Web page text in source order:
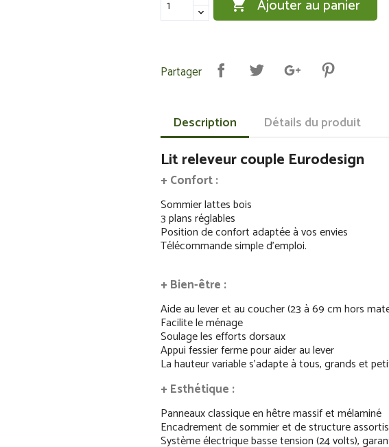
 Ajouter au panier
Partager
Description Détails du produit
Lit releveur couple Eurodesign
+ Confort :
Sommier lattes bois
3 plans réglables
Position de confort adaptée à vos envies
Télécommande simple d’emploi.
+ Bien-être :
Aide au lever et au coucher (23 à 69 cm hors
Facilite le ménage
Soulage les efforts dorsaux
Appui fessier ferme pour aider au lever
La hauteur variable s’adapte à tous, grands et
+ Esthétique :
Panneaux classique en hêtre massif et mélaminé
Encadrement de sommier et de structure assortis
Système électrique basse tension (24 volts),